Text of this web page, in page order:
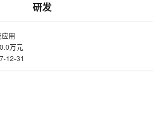
研发
用
万元
12-31